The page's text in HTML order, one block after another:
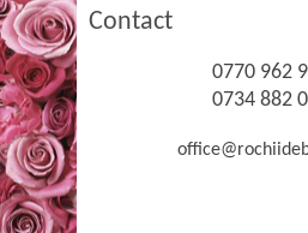
Contact
0770 962
0734 882